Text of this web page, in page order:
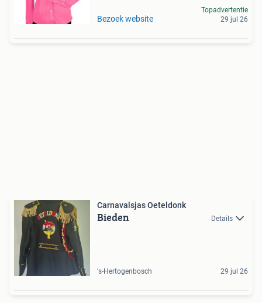
Bezoek website
Topadvertentie
29 jul 26
Carnavalsjas Oeteldonk
Bieden Details
's-Hertogenbosch 29 jul 26